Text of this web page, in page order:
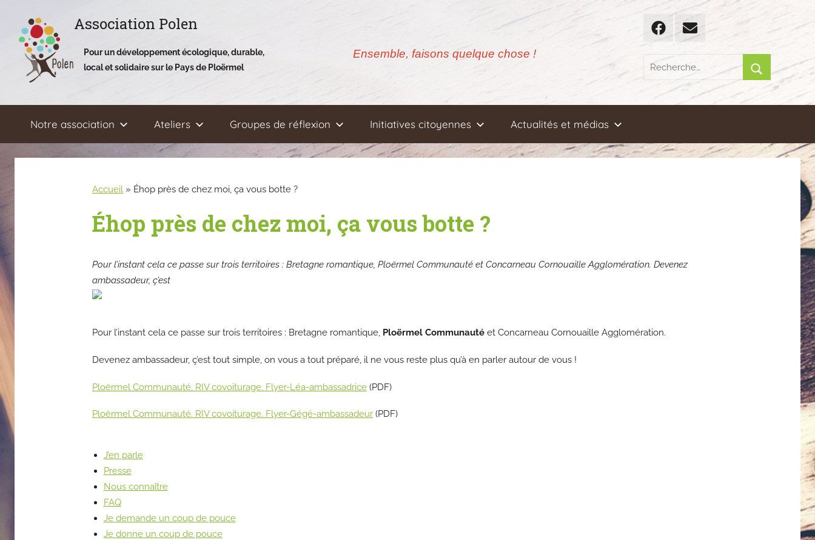
contenu
Association Polen
Pour un développement écologique, durable,
local et solidaire sur le Pays de Ploërmel
Ensemble, faisons quelque chose !
FacebookEmail
Recherche
pour
Rechercher
Notre association Ateliers Groupes de réflexion Initiatives citoyennes Actualités et médias
Accueil » Éhop près de chez moi, ça vous botte ?
Éhop près de chez moi, ça vous botte ?
Pour l’instant cela ce passe sur trois territoires : Bretagne romantique, Ploërmel Communauté et Concarneau Cornouaille Agglomération. Devenez
ambassadeur, ç’est
Pour l’instant cela ce passe sur trois territoires : Bretagne romantique, Ploërmel Communauté et Concarneau Cornouaille Agglomération.
Devenez ambassadeur, ç’est tout simple, on vous a tout préparé, il ne vous reste plus qu’à en parler autour de vous !
Ploërmel Communauté. RIV covoiturage. Flyer-Léa-ambassadrice (PDF)
Ploërmel Communauté. RIV covoiturage. Flyer-Gégé-ambassadeur (PDF)
J’en parle
Presse
Nous connaître
FAQ
Je demande un coup de pouce
Je donne un coup de pouce